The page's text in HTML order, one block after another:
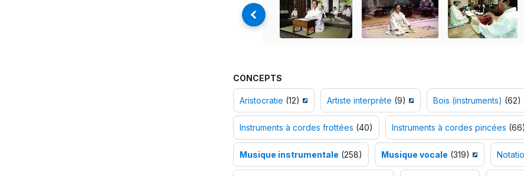
CONCEPTS
Aristocratie (12) Artiste interprète (9) Bois (instruments) (62)
Instruments à cordes frottées (40) Instruments à cordes pincées (66)
Musique instrumentale (258) Musique vocale (319)